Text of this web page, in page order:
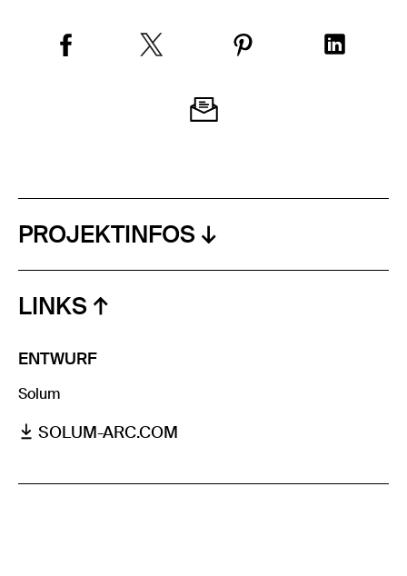
PROJEKTINFOS
LINKS
ENTWURF
Solum
SOLUM-ARC.COM